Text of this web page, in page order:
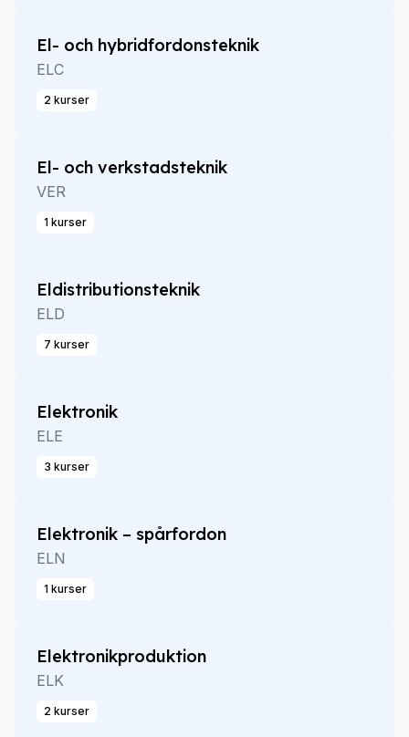
El- och hybridfordonsteknik
ELC
2 kurser
El- och verkstadsteknik
VER
1 kurser
Eldistributionsteknik
ELD
7 kurser
Elektronik
ELE
3 kurser
Elektronik – spårfordon
ELN
1 kurser
Elektronikproduktion
ELK
2 kurser